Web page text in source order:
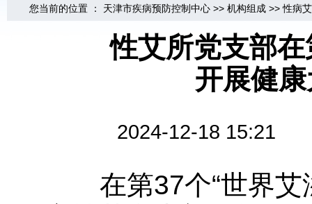
您当前的位置 ： 天津市疾病预防控制中心 >> 机构组成 >>性病
性艾所党支部
开展健
2024-12-18 15:21
在第37个“世界艾